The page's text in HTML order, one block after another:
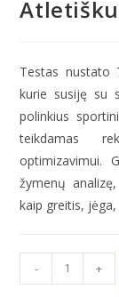
Testas nustato
kurie susiję su
polinkius
teikdamas
optimizavimui.
žymenų
kaip greitis,
produkto
kiekis:
- +